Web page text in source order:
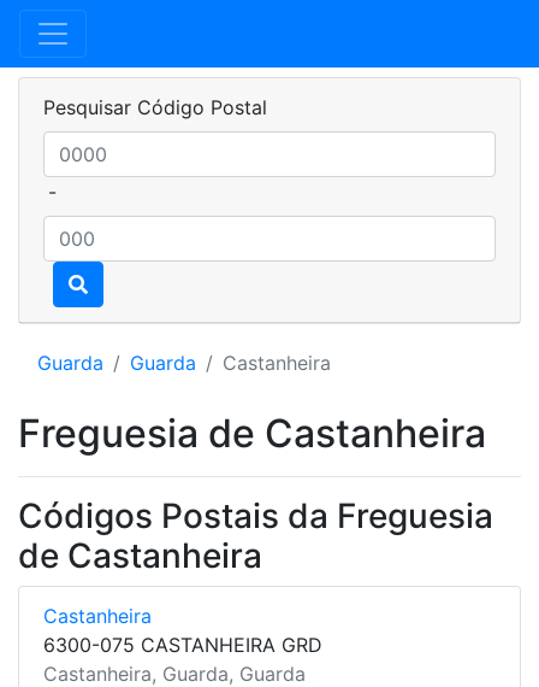
Pesquisar Código Postal
-
Guarda Guarda Castanheira
Freguesia de Castanheira
Códigos Postais da Freguesia
de Castanheira
Castanheira
6300-075 CASTANHEIRA GRD
Castanheira, Guarda, Guarda